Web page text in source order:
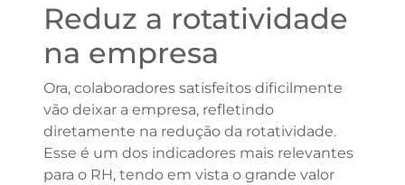
Reduz a rotatividade
na empresa
Ora, colaboradores satisfeitos dificilmente
vão deixar a empresa, refletindo
diretamente na redução da rotatividade.
Esse é um dos indicadores mais relevantes
para o RH, tendo em vista o grande valor